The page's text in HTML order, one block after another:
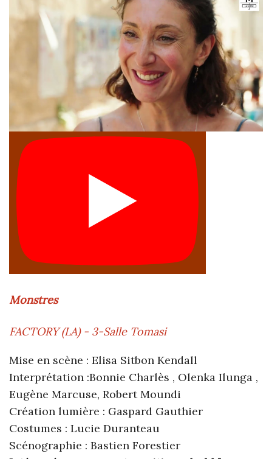
Monstres
FACTORY (LA) - 3-Salle Tomasi
Mise en scène : Elisa Sitbon Kendall
Interprétation :Bonnie Charlès , Olenka Ilunga ,
Eugène Marcuse, Robert Moundi
Création lumière : Gaspard Gauthier
Costumes : Lucie Duranteau
Scénographie : Bastien Forestier